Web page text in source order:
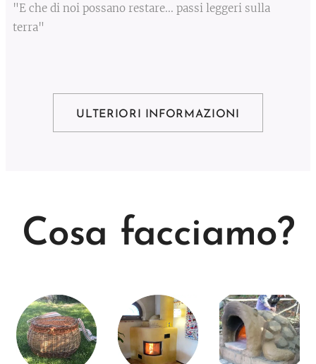
"E che di noi possano restare... passi leggeri sulla
terra"
ULTERIORI INFORMAZIONI
Cosa facciamo?